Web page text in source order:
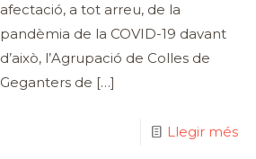
afectació, a tot arreu, de la
pandèmia de la COVID-19 davant
d’això, l’Agrupació de Colles de
Geganters de […]
Llegir més